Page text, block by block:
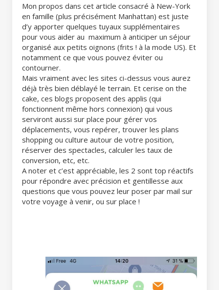
Mon propos dans cet article consacré à New-York
en famille (plus précisément Manhattan) est juste
d’y apporter quelques tuyaux supplémentaires
pour vous aider au maximum à anticiper un séjour
organisé aux petits oignons (frits ! à la mode US). Et
notamment ce que vous pouvez éviter ou
contourner.
Mais vraiment avec les sites ci-dessus vous aurez
déjà très bien déblayé le terrain. Et cerise on the
cake, ces blogs proposent des applis (qui
fonctionnent même hors connexion) qui vous
serviront aussi sur place pour gérer vos
déplacements, vous repérer, trouver les plans
shopping ou culture autour de votre position,
réserver des spectacles, calculer les taux de
conversion, etc, etc.
A noter et c’est appréciable, les 2 sont top réactifs
pour répondre avec précision et gentillesse aux
questions que vous pouvez leur poser par mail sur
votre voyage à venir, ou sur place !